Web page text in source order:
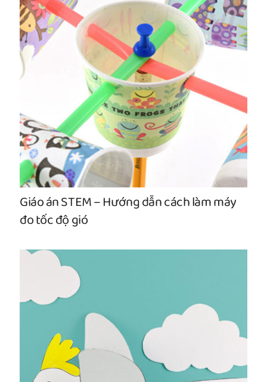
Giáo án STEM – Hướng dẫn cách làm máy
đo tốc độ gió